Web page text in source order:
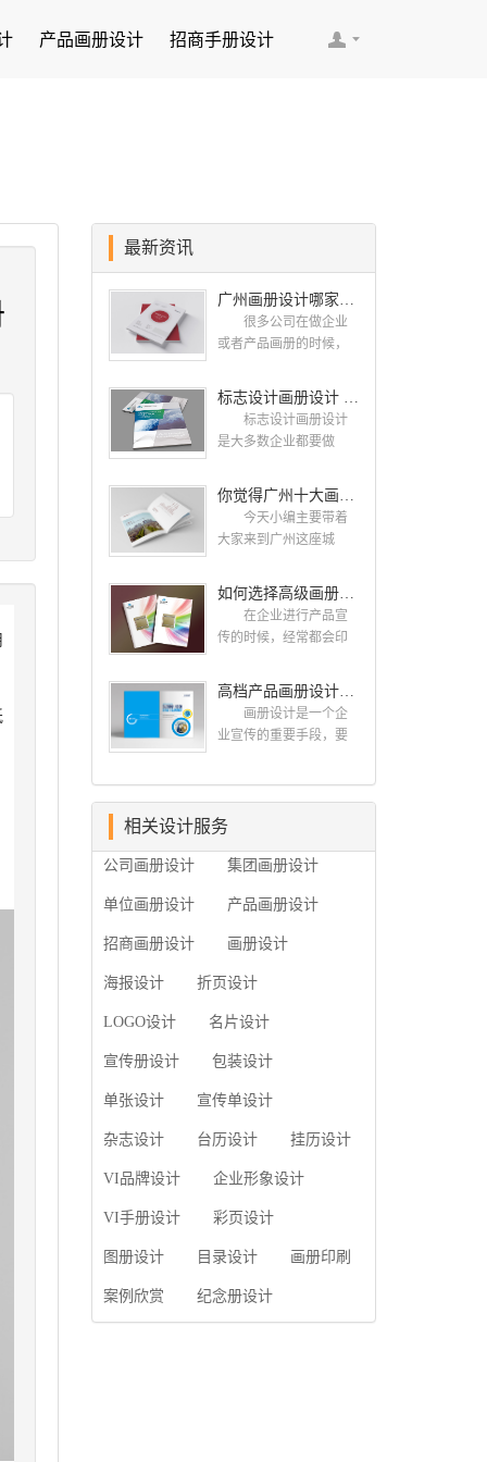
产品画册设计 招商手册设计
最新资讯
广州画册设计哪家公司好？我们推荐古柏品牌设计
很多公司在做企业
或者产品画册的时候，
公司，这样设计出来的
画册，才能让人眼前一
亮，才能够给公司带来
计找哪家公司。 广
州画册设计哪家公司
好？本地人都会选择古
柏品牌设计有限公司成
立于2004年，是由一群
专业、独特的IT精英组
贴网络时代的发展潮
流，对中国网络应用的
现状和趋势有很深的...
标志设计画册设计 对标志设计有哪些原则呢？
标志设计画册设计
是大多数企业都要做
一个企业的门面形象，
而画册就是作为宣传，
把企业的形象和活动更
不能缺少的。标志设计
画册设计 简练、概
括、完美!即要成功到几
案的程度是我们的目
标，其难度比之其它任
何艺术设计都要大得
循以下的原则： 1.详
的、适用范畴并深刻...
你觉得广州十大画册设计公司的排名真的重要吗？
今天小编主要带着
大家来到广州这座城
设计公司是那些?古柏品
牌提供画册设计，宣传
册设计,排版设计，画册
广州集团/单位/产品/目录
画册设计/印刷公司。相
信不少喜欢设计的小伙
古柏设计 古柏品牌
设计系品牌策划与推
面设计、产品包装设
站建设与推广的专业...
如何选择高级画册设计公司 怎么制作高级企业画册
在企业进行产品宣
传的时候，经常都会印
要找一家出色的画册制
作公司。下面古柏品牌
设计就给大家说说如何
画册?高级画册设计公
册设计公司 首先是
员工的能力是否过硬。
这包括调研人员观察捕
捉信息、与企业顺利沟
能力;摄影人员拍摄出真
片的能力;设计人员高水
作软件，深谙画册设...
高档产品画册设计的有哪些小技巧
画册设计是一个企
业宣传的重要手段，要
示企业品牌形象。高档
产品画册设计有哪些小
古柏品牌设计怎么说!高
高档产品画册设计要注
关注 现在企业都在
使用产品画册来进行市
设计就应该更多的重视
一个成功的高档产品画
司的企业精神、核心理
相关设计服务
公司画册设计 集团画册设计
单位画册设计 产品画册设计
招商画册设计 画册设计
海报设计 折页设计
LOGO设计 名片设计
宣传册设计 包装设计
单张设计 宣传单设计
杂志设计 台历设计 挂历设计
VI品牌设计 企业形象设计
VI手册设计 彩页设计
图册设计 目录设计 画册印刷
案例欣赏 纪念册设计